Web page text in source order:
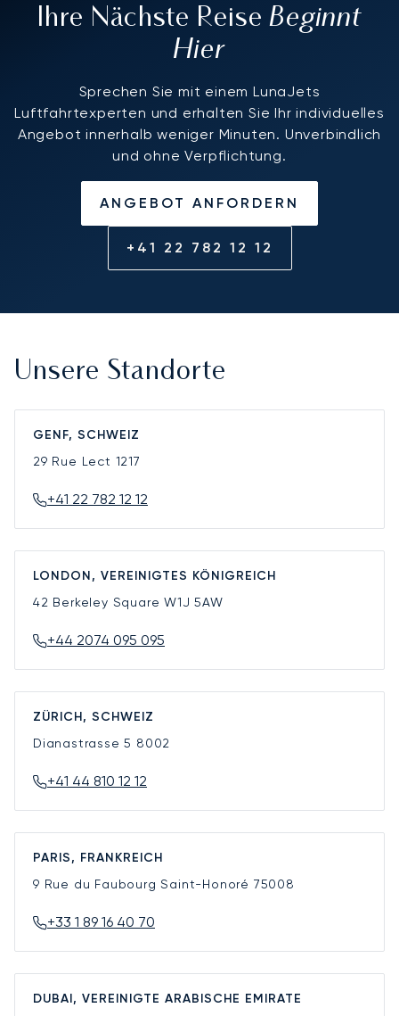
Ihre Nächste ReiseBeginnt
Hier
Sprechen Sie mit einem LunaJets
Luftfahrtexperten und erhalten Sie Ihr individuelles
Angebot innerhalb weniger Minuten. Unverbindlich
und ohne Verpflichtung.
ANGEBOT ANFORDERN
+41 22 782 12 12
Unsere Standorte
GENF, SCHWEIZ
29 Rue Lect 1217
+41 22 782 12 12
LONDON, VEREINIGTES KÖNIGREICH
42 Berkeley SquareW1J 5AW
+44 2074 095 095
ZÜRICH, SCHWEIZ
Dianastrasse 5 8002
+41 44 810 12 12
PARIS, FRANKREICH
9 Rue du Faubourg Saint-Honoré 75008
+33 1 89 16 40 70
DUBAI, VEREINIGTE ARABISCHE EMIRATE